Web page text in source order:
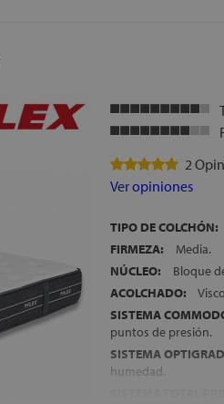
2
Ver opiniones
TIPO DE COLCHÓN:
FIRMEZA:
Media.
NÚCLEO:
Bloque
ACOLCHADO:
SISTEMA
puntos de presión.
SISTEMA
humedad.